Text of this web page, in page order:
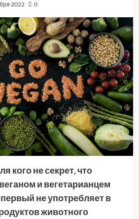
2022 0
кого не секрет, что
и вегетарианцем
не употребляет в
животного